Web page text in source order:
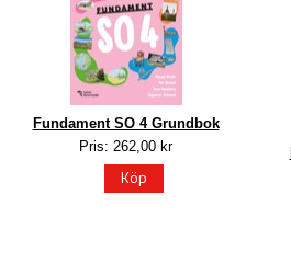
Fundament SO 4 Grundbok
Pris: 262,00 kr
Köp